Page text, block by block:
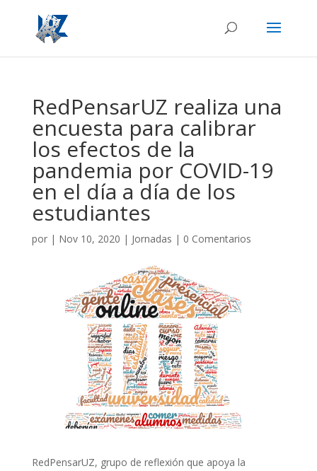
RedPensarUZ realiza una
encuesta para calibrar
los efectos de la
pandemia por COVID-19
en el día a día de los
estudiantes
por | Nov 10, 2020 | Jornadas | 0 Comentarios
RedPensarUZ, grupo de reflexión que apoya la